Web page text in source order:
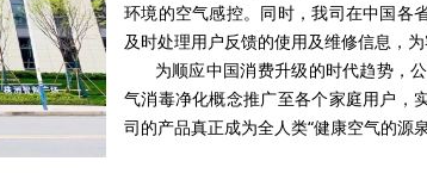
环境的空气感控。同时，我司在中国各
及时处理用户反馈的使用及维修信息
为顺应中国消费升级的时代趋势，公
气消毒净化概念推广至各个家庭用户，
司的产品真正成为全人类“健康空气的源泉